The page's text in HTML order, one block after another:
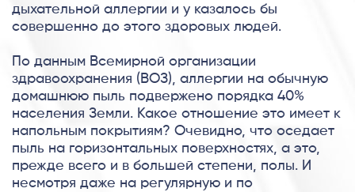
дыхательной аллергии и у казалось бы
совершенно до этого здоровых людей.
По данным Всемирной организации
здравоохранения (ВОЗ), аллергии на обычную
домашнюю пыль подвержено порядка 40%
населения Земли. Какое отношение это имеет к
напольным покрытиям? Очевидно, что оседает
пыль на горизонтальных поверхностях, а это,
прежде всего и в большей степени, полы. И
несмотря даже на регулярную и по